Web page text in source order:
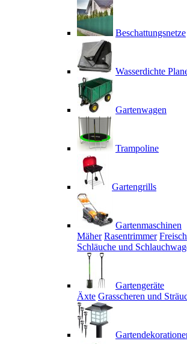
Beschattungsnetze
Wasserdichte
Gartenwagen
Trampoline
Gartengrills
Gartenmaschinen
Mäher Rasentrimmer
Schläuche und
Gartengeräte
Äxte Grasscheren und